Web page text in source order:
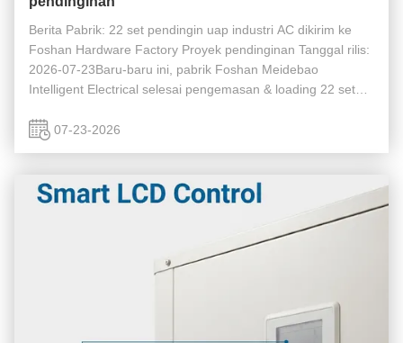
Berita Pabrik: 22 set pendingin uap industri AC dikirim ke
Foshan Hardware Factory Proyek pendinginan Tanggal rilis:
2026-07-23Baru-baru ini, pabrik Foshan Meidebao
Intelligent Electrical selesai pengemasan & loading 22 set
dikirim ke pabrik ...
07-23-2026